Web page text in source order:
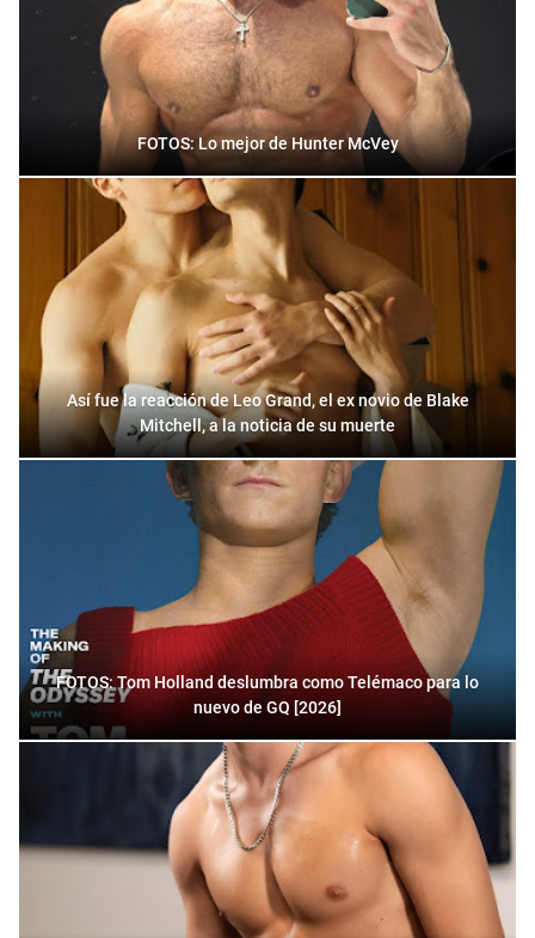
FOTOS: Lo mejor de Hunter McVey
Así fue la reacción de Leo Grand, el ex novio de Blake
Mitchell, a la noticia de su muerte
FOTOS: Tom Holland deslumbra como Telémaco para lo
nuevo de GQ [2026]